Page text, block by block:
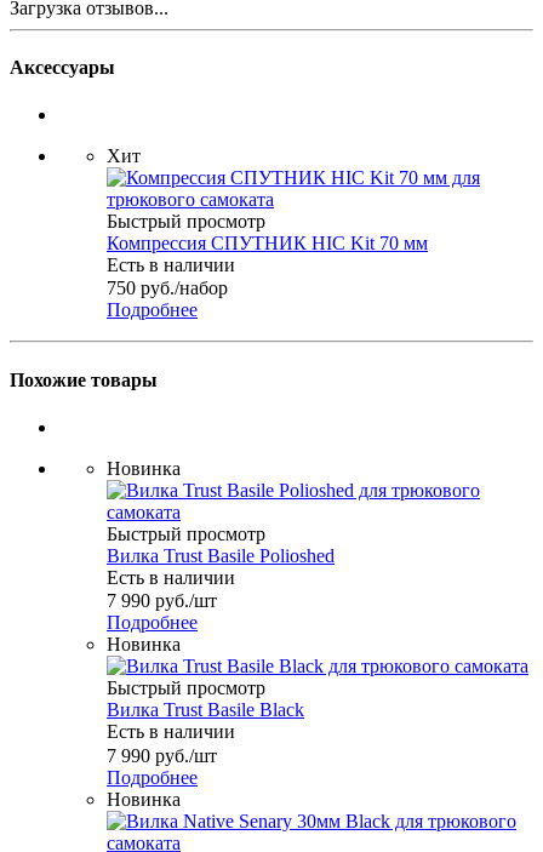
Загрузка отзывов...
Аксессуары
Хит
Быстрый просмотр
Компрессия СПУТНИК HIC Kit 70 мм
Есть в наличии
750 руб./набор
Подробнее
Похожие товары
Новинка
Быстрый просмотр
Вилка Trust Basile Polioshed
Есть в наличии
7 990 руб./шт
Подробнее
Новинка
Быстрый просмотр
Вилка Trust Basile Black
Есть в наличии
7 990 руб./шт
Подробнее
Новинка